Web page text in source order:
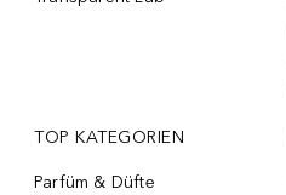
TOP KATEGORIEN
Parfüm & Düfte